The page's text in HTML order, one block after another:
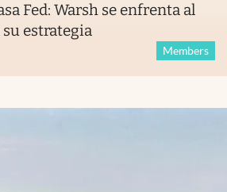
Fed: Warsh se enfrenta al
estrategia
Members